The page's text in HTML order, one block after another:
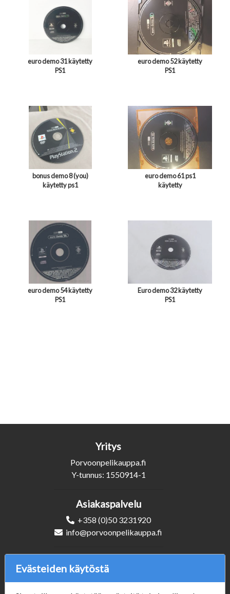
euro demo 31 käytetty
PS1
euro demo 52 käytetty
PS1
bonus demo 8 (you)
käytetty ps1
euro demo 61 ps1
käytetty
euro demo 54 käytetty
PS1
Euro demo 32 käytetty
PS1
Yritys
Porvoonpelikauppa.fi
Y-tunnus: 1550914-1
Asiakaspalvelu
+358 (0)50 3231920
info@porvoonpelikauppa.fi
Evästeiden käytöstä